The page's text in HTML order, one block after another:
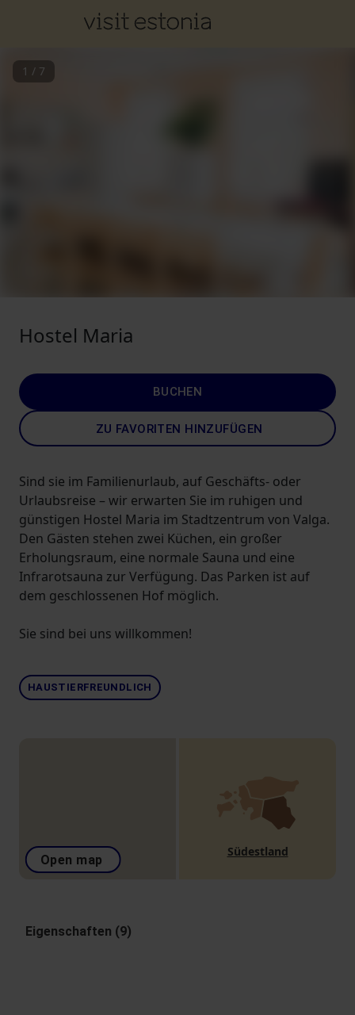
1 / 7
Hostel Maria
BUCHEN
ZU FAVORITEN HINZUFÜGEN
Sind sie im Familienurlaub, auf Geschäfts- oder
Urlaubsreise – wir erwarten Sie im ruhigen und
günstigen Hostel Maria im Stadtzentrum von Valga.
Den Gästen stehen zwei Küchen, ein großer
Erholungsraum, eine normale Sauna und eine
Infrarotsauna zur Verfügung. Das Parken ist auf
dem geschlossenen Hof möglich.
Sie sind bei uns willkommen!
HAUSTIERFREUNDLICH
Open map
Südestland
Eigenschaften (9)